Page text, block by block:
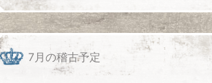
7月の稽古予定